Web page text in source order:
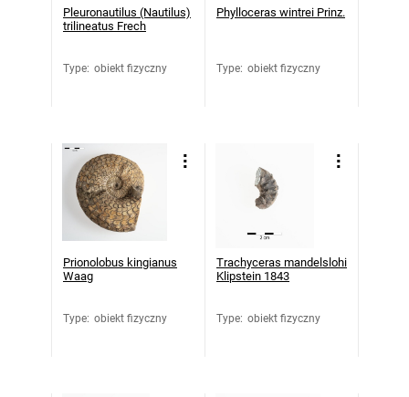
Pleuronautilus (Nautilus)
trilineatus Frech
Type: obiekt fizyczny
Phylloceras wintrei Prinz.
Type: obiekt fizyczny
Prionolobus kingianus
Waag
Type: obiekt fizyczny
Trachyceras mandelslohi
Klipstein 1843
Type: obiekt fizyczny